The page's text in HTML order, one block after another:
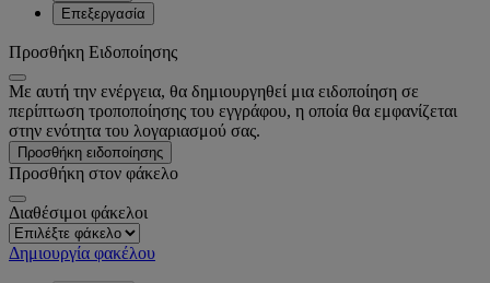
Επεξεργασία
Προσθήκη Ειδοποίησης
Με αυτή την ενέργεια, θα δημιουργηθεί μια ειδοποίηση σε
περίπτωση τροποποίησης του εγγράφου, η οποία θα εμφανίζεται
στην ενότητα του λογαριασμού σας.
Προσθήκη ειδοποίησης
Προσθήκη στον φάκελο
Διαθέσιμοι φάκελοι
Δημιουργία φακέλου